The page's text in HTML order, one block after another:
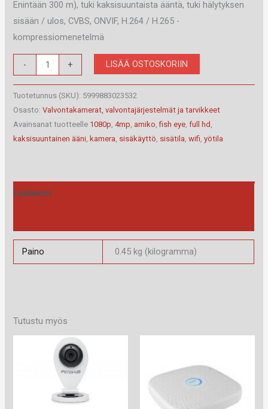
Enintään 300 m), tuki kaksisuuntaista ääntä, tuki hälytyksen
sisään / ulos, CVBS, ONVIF, H.264 / H.265 -
kompressiomenetelmä
-
FE20A400
POE
WIFI
-
FULL
4MP
IR
NIGHTVISION
Audio,
WI-
+ LISÄÄ OSTOSKORIIN
Tuotetunnus (SKU): 5999883023532
Osasto:Valvontakamerat, valvontajärjestelmät ja tarvikkeet
Avainsanat tuotteelle 1080p,4mp, amiko,fish eye,full hd ,
kaksisuuntainen ääni, kamera, sisäkäyttö, sisätila,wifi,yötila
Lisätiedot
Paino 0.45 kg (kilogramma)
Tutustu myös